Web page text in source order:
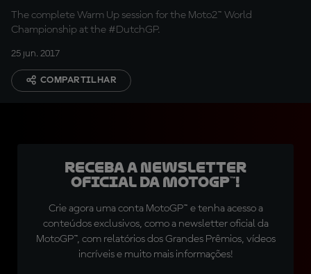
The complete Warm Up session for the Moto2™ World
Championship at the #DutchGP.
25 jun. 2017
COMPARTILHAR
Receba a newsletter
oficial da MotoGP™!
Crie agora uma conta MotoGP™ e tenha acesso a
conteúdos exclusivos, como a newsletter oficial da
MotoGP™, com relatórios dos Grandes Prêmios, vídeos
incríveis e muito mais informações!